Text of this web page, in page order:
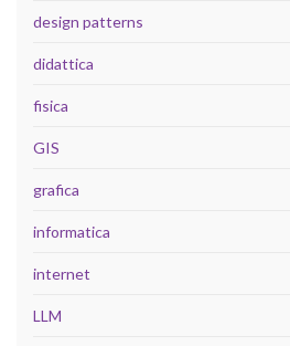
design patterns
didattica
fisica
GIS
grafica
informatica
internet
LLM